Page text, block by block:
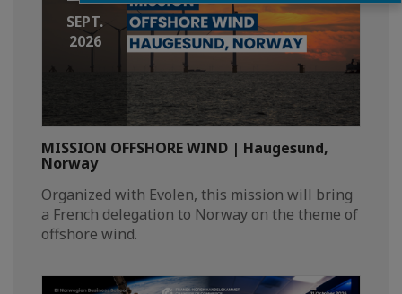
SEPT.
2026
MISSION OFFSHORE WIND | Haugesund,
Norway
Organized with Evolen, this mission will bring
a French delegation to Norway on the theme of
offshore wind.